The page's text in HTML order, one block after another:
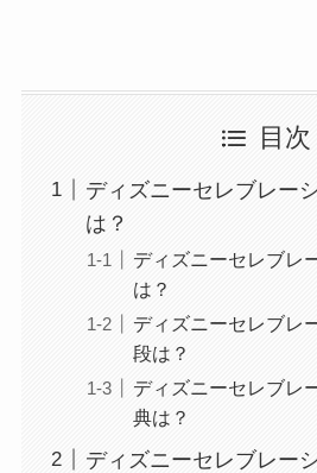
目次
ディズニーセレブレー
は？
ディズニーセレブレ
は？
ディズニーセレブレ
段は？
ディズニーセレブレ
典は？
ディズニーセレブレー